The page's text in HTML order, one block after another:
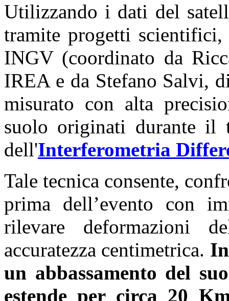
Utilizzando i dati del
tramite progetti
INGV (coordinato da
IREA e da Stefano Salvi,
misurato con alta
suolo originati durante il
dell'Interferometria
Tale tecnica consente,
prima dell’evento con
rilevare deformazioni
accuratezza centimetrica.
un abbassamento del
estende per circa 20